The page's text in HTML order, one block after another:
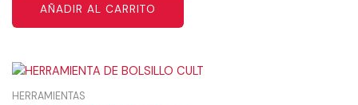
AÑADIR AL CARRITO
HERRAMIENTAS